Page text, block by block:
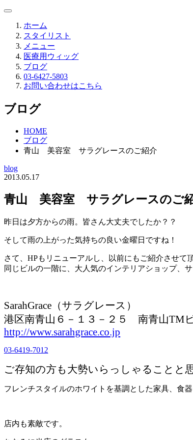
ホーム
スタイリスト
メニュー
医療用ウィッグ
ブログ
03-6427-5803
お問い合わせはこちら
ブログ
HOME
ブログ
青山 美容室 サラグレースのご紹介
blog
2013.05.17
青山 美容室 サラグレースのご
昨日は夕方からの雨。皆さん大丈夫でしたか？？
そして雨の上がった気持ちの良い金曜日ですね！
さて、HPもリニューアルし、以前にもご紹介させて
同じビルの一階に、大人気のインテリアショップ、
SarahGrace （サラグレース）
港区南青山６－１３－２５ 南青山TM
http://www.sarahgrace.co.jp
03-6419-7012
ご存知の方も大勢いらっしゃることと
フレンチスタイルのホワイトを基調とした家具、食
店内も素敵です。